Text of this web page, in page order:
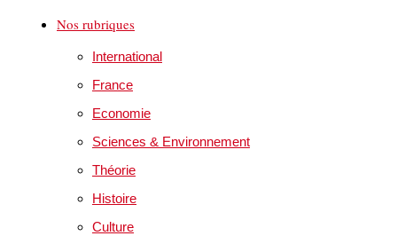
Nos rubriques
International
France
Economie
Sciences & Environnement
Théorie
Histoire
Culture